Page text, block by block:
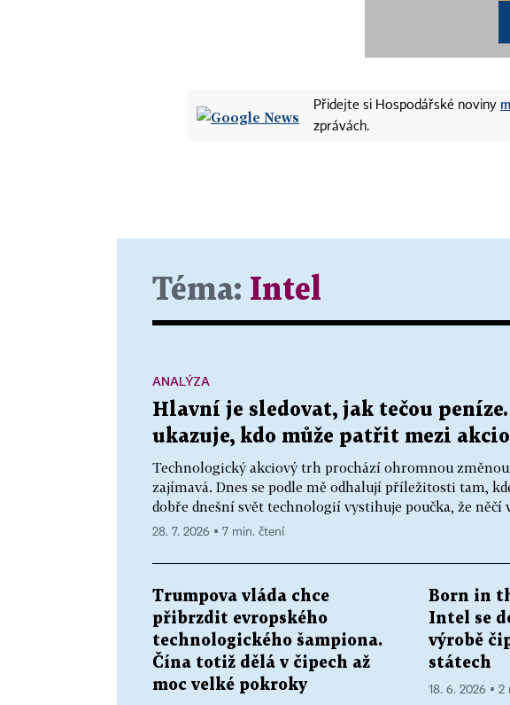
Přidejte si Hospodářské noviny
zprávách.
Téma: Intel
Hlavní je sledovat, jak tečou
ukazuje, kdo může patřit mezi
Technologický akciový trh prochází ohromnou
zajímavá. Dnes se podle mě odhalují příležitosti tam,
dobře dnešní svět technologií vystihuje poučka, že něčí
ANALÝZA
28. 7. 2026 ▪ 7 min. čtení
Trumpova vláda chce
přibrzdit evropského
technologického šampiona.
Čína totiž dělá v čipech až
moc velké pokroky
Born in
Intel se
výrobě
státech
18. 6. 2026 ▪ 2